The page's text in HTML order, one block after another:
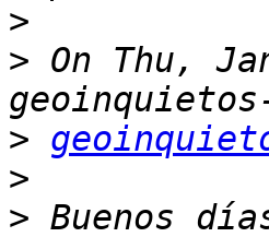
>
> On Thu,
>
>
>